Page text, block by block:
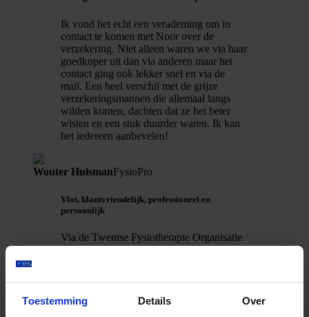
Toestemming Details Over
Ik vond het echt een verademing om in
contact te komen met Noor over de
verzekering. Niet alleen waren we via haar
goedkoper uit dan via anderen maar het
contact ging ook lekker snel en via de
mail. Een heel verschil met de grijze
verzekeringsmannen die allemaal langs
wilden komen, dachten dat ze het beter
wisten en een stuk duurder waren. Ik kan
het iedereen aanbevelen!
Wouter HuismanFysioPro
Vlot, klantvriendelijk, professioneel en
persoonlijk
Via de Twentse Fysiotherapie Organisatie
kwamen we in contact met du Gardijn.
gegroeid en daarmee de administratieve
werkzaamheden, waaronder het
ziekteverzuim.